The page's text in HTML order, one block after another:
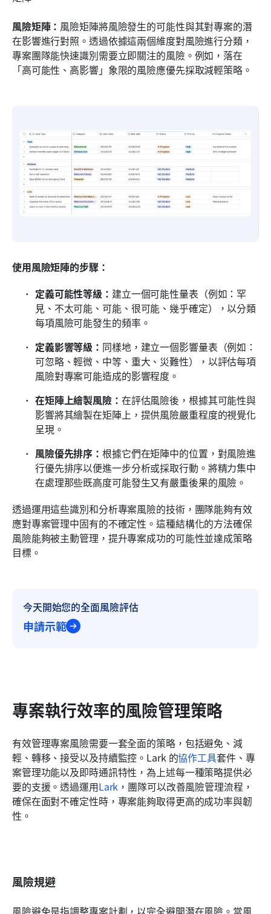
風險矩陣： 風險矩陣將風險發生的可能性與其對專案的潛
在影響進行對照。透過依據這兩個維度對風險進行分類，
專案團隊能快速識別需要立即關注的風險。例如，落在
「高可能性、高影響」象限的風險應優先採取減輕策略。
使用風險矩陣的步驟：
定義可能性等級： 建立一個可能性量表（例如：罕
見、不太可能、可能、很可能、幾乎確定），以分類
每項風險可能發生的頻率。
定義影響等級： 同樣地，建立一個影響量表（例如：
可忽略、輕微、中等、重大、災難性），以評估每項
風險對專案可能造成的影響程度。
在矩陣上繪製風險： 在評估風險後，根據其可能性與
影響將其繪製在矩陣上，提供風險嚴重程度的視覺化
呈現。
風險優先排序：根據它們在矩陣中的位置，對風險進
行優先排序以便進一步分析或採取行動。將精力集中
在處理那些既高度可能發生又有嚴重後果的風險。
透過運用這些識別和分析專案風險的技術，團隊能夠有效
應對專案管理中固有的不確定性。這種結構化的方法確保
風險能夠被主動管理，提升專案成功的可能性並達成策略
目標。
今天開始您的全面風險評估
申請示範
專案執行效率的風險管理策略
有效管理專案風險需要一套全面的策略，包括避免、減
輕、轉移、接受以及持續監控。Lark 的協作工具套件、專
案管理功能以及即時通訊特性，為上述每一種策略提供必
要的支援。透過運用Lark ，團隊可以改善風險管理流程，
確保在面對不確定性時，專案能夠取得更高的成功率與韌
性。
風險規避